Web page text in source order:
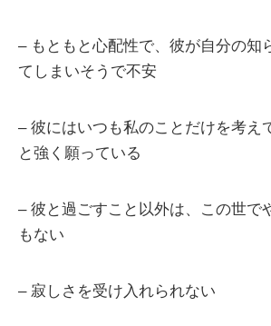
– もともと心配性で、彼が自分の知
てしまいそうで不安
– 彼にはいつも私のことだけを考え
と強く願っている
– 彼と過ごすこと以外は、この世で
もない
– 寂しさを受け入れられない